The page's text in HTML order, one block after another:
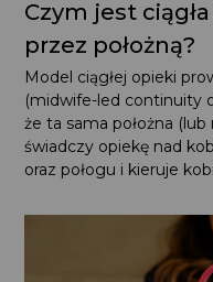
Czym jest
przez położną?
Model ciągłej opieki
(midwife-led continuity
że ta sama położna (lub
opiekę nad kobietą w
kobietę do lekarza...